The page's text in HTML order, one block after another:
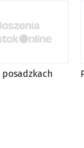
posadzkach